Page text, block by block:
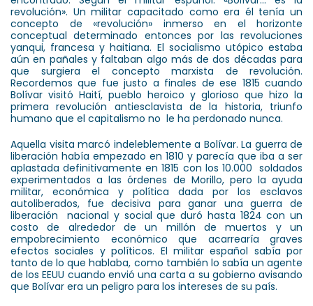
revolución». Un militar capacitado como era él tenía un
concepto de «revolución» inmerso en el horizonte
conceptual determinado entonces por las revoluciones
yanqui, francesa y haitiana. El socialismo utópico estaba
aún en pañales y faltaban algo más de dos décadas para
que surgiera el concepto marxista de revolución.
Recordemos que fue justo a finales de ese 1815 cuando
Bolívar visitó Haití, pueblo heroico y glorioso que hizo la
primera revolución antiesclavista de la historia, triunfo
humano que el capitalismo no le ha perdonado nunca.
Aquella visita marcó indeleblemente a Bolívar. La guerra de
liberación había empezado en 1810 y parecía que iba a ser
aplastada definitivamente en 1815 con los 10.000 soldados
experimentados a las órdenes de Morillo, pero la ayuda
militar, económica y política dada por los esclavos
autoliberados, fue decisiva para ganar una guerra de
liberación nacional y social que duró hasta 1824 con un
costo de alrededor de un millón de muertos y un
empobrecimiento económico que acarrearía graves
efectos sociales y políticos. El militar español sabía por
tanto de lo que hablaba, como también lo sabía un agente
de los EEUU cuando envió una carta a su gobierno avisando
que Bolívar era un peligro para los intereses de su país.